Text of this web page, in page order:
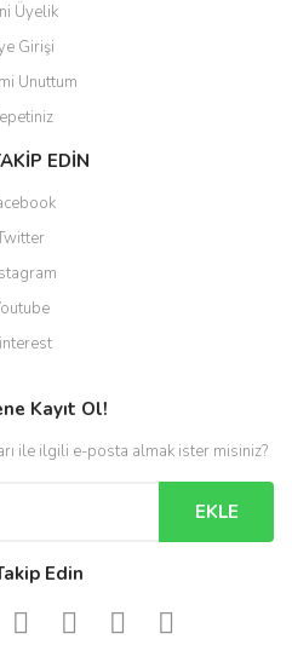
Üyelik
Girişi
Unuttum
EDİN
Kayıt Ol!
ile ilgili e-posta almak ister misiniz?
EKLE
Edin